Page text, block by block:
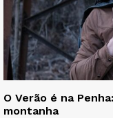
O Verão é na
montanha